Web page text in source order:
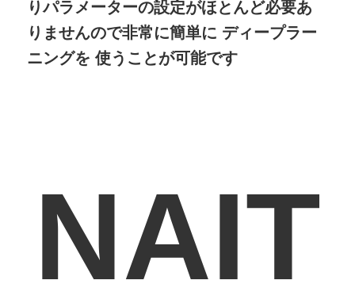
りパラメーターの設定がほとんど必要あ
りませんので非常に簡単に ディープラー
ニングを 使うことが可能です
NAIT